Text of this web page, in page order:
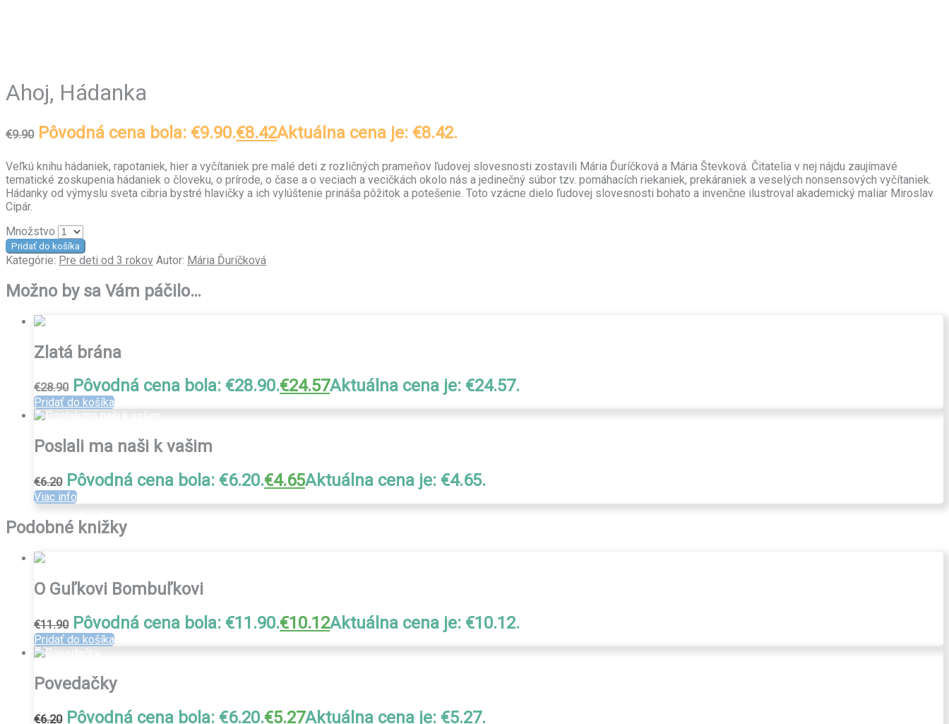
Ahoj, Hádanka
€9.90 Pôvodná cena bola: €9.90.€8.42Aktuálna cena je: €8.42.
Veľkú knihu hádaniek, rapotaniek, hier a vyčítaniek pre malé deti z rozličných prameňov ľudovej slovesnosti zostavili Mária Ďuríčková a Mária Števková. Čitatelia v nej nájdu zaujímavé
tematické zoskupenia hádaniek o človeku, o prírode, o čase a o veciach a vecičkách okolo nás a jedinečný súbor tzv. pomáhacích riekaniek, prekáraniek a veselých nonsensových vyčítaniek.
Hádanky od výmyslu sveta cibria bystré hlavičky a ich vylúštenie prináša pôžitok a potešenie. Toto vzácne dielo ľudovej slovesnosti bohato a invenčne ilustroval akademický maliar Miroslav
Cipár.
Množstvo
Pridať do košíka
Kategórie: Pre deti od 3 rokov Autor: Mária Ďuríčková
Možno by sa Vám páčilo…
Zlatá brána
€28.90 Pôvodná cena bola: €28.90.€24.57Aktuálna cena je: €24.57.
Pridať do košíka
Poslali ma naši k vašim
€6.20 Pôvodná cena bola: €6.20.€4.65Aktuálna cena je: €4.65.
Viac info
Podobné knižky
O Guľkovi Bombuľkovi
€11.90 Pôvodná cena bola: €11.90.€10.12Aktuálna cena je: €10.12.
Pridať do košíka
Povedačky
€6.20 Pôvodná cena bola: €6.20.€5.27Aktuálna cena je: €5.27.